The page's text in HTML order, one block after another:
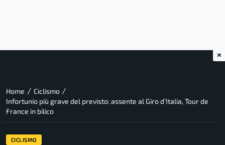
Home / Ciclismo /
Infortunio più grave del previsto: assente al Giro d’Italia, Tour de
France in bilico
CICLISMO
×